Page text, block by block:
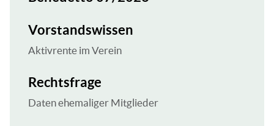
Vorstandswissen
Aktivrente im Verein
Rechtsfrage
Daten ehemaliger Mitglieder